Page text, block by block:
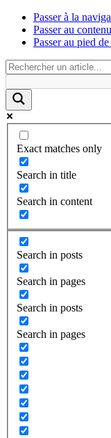
Passer à la
Passer au
Passer au pied
Exact matches only
Search in title
Search in content
Search in posts
Search in pages
Search in posts
Search in pages